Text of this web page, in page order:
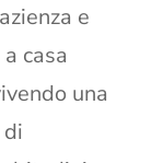
e
casa
una